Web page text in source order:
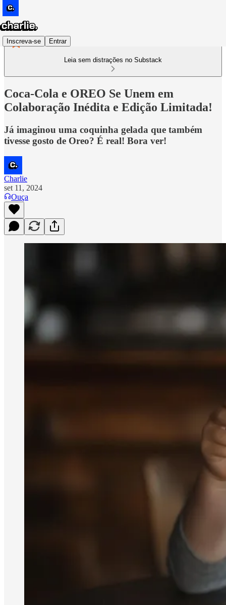
Inscreva-se Entrar
Leia sem distrações no Substack
Coca-Cola e OREO Se Unem em
Colaboração Inédita e Edição Limitada!
Já imaginou uma coquinha gelada que também
tivesse gosto de Oreo? É real! Bora ver!
Charlie
set 11, 2024
Ouça